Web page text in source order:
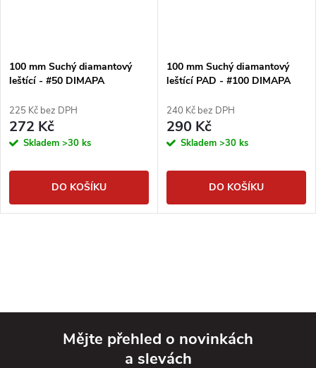
100 mm Suchý diamantový
leštící - #50 DIMAPA
225 Kč bez DPH
272 Kč
Skladem >30 ks
DO KOŠÍKU
100 mm Suchý diamantový
leštící PAD - #100 DIMAPA
240 Kč bez DPH
290 Kč
Skladem >30 ks
DO KOŠÍKU
Mějte přehled o novinkách
a slevách